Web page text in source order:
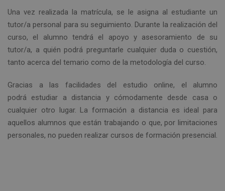
Una vez realizada la matrícula, se le asigna al estudiante un
tutor/a personal para su seguimiento. Durante la realización del
curso, el alumno tendrá el apoyo y asesoramiento de su
tutor/a, a quién podrá preguntarle cualquier duda o cuestión,
tanto acerca del temario como de la metodología del curso.
Gracias a las facilidades del estudio online, el alumno
podrá estudiar a distancia y cómodamente desde casa o
cualquier otro lugar. La formación a distancia es ideal para
aquellos alumnos que están trabajando o que, por limitaciones
personales, no pueden realizar cursos de formación presencial.